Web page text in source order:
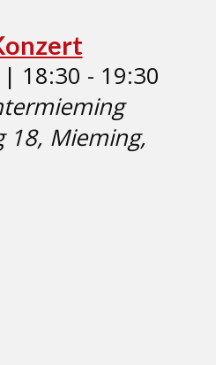
18:30 - 19:30
18, Mieming,